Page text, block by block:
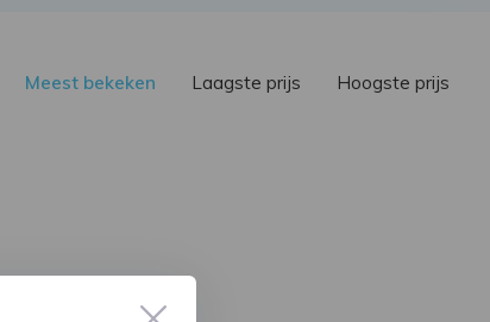
Meest bekeken Laagste prijs Hoogste prijs